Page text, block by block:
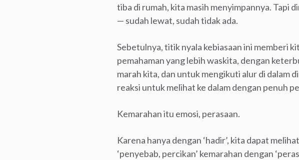
tiba di rumah, kita masih menyimpannya. Tapi
— sudah lewat, sudah tidak ada.
Sebetulnya, titik nyala kebiasaan ini memberi
pemahaman yang lebih waskita, dengan
marah kita, dan untuk mengikuti alur di dalam
reaksi untuk melihat ke dalam dengan penuh
Kemarahan itu emosi, perasaan.
Karena hanya dengan ‘hadir’, kita dapat
‘penyebab, percikan’ kemarahan dengan